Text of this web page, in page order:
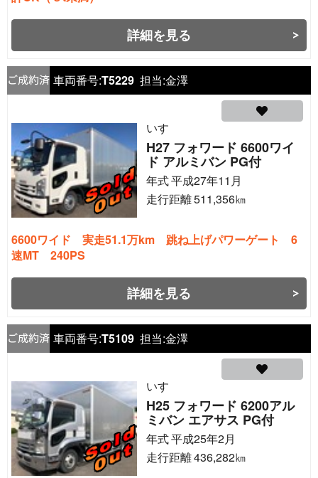
詳細を見る
車両番号:T5229 担当:金澤
いすゞ
H27 フォワード 6600ワイ
ド アルミバン PG付
年式平成27年11月
走行距離511,356㎞
6600ワイド 実走51.1万km 跳ね上げパワーゲート 6
速MT 240PS
詳細を見る
車両番号:T5109 担当:金澤
いすゞ
H25 フォワード 6200アル
ミバン エアサス PG付
年式平成25年2月
走行距離436,282㎞